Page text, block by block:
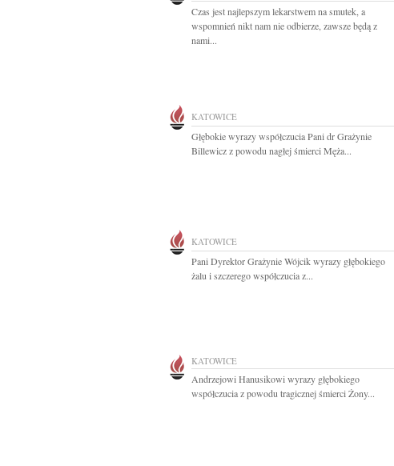
Czas jest najlepszym lekarstwem na smutek, a
wspomnień nikt nam nie odbierze, zawsze będą z
nami...
KATOWICE
Głębokie wyrazy współczucia Pani dr Grażynie
Billewicz z powodu nagłej śmierci Męża...
KATOWICE
Pani Dyrektor Grażynie Wójcik wyrazy głębokiego
żalu i szczerego współczucia z...
KATOWICE
Andrzejowi Hanusikowi wyrazy głębokiego
współczucia z powodu tragicznej śmierci Żony...